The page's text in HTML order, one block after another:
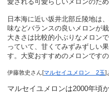
日本海に近い坂井北部丘陵地は
味などバランスの良いメロンが栽
大きさは比較的小ぶりなメロン
っていて、甘くてみずみずしい
す。大変おすすめのメロンです
伊藤敦史さん[マルセイユメロン 2玉]
マルセイユメロンは2000年頃